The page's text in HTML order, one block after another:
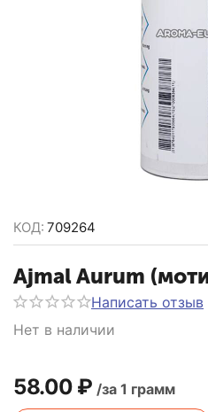
КОД: 709264
Ajmal Aurum
Написать отзыв
Нет в наличии
58.00 ₽ /за 1 грамм